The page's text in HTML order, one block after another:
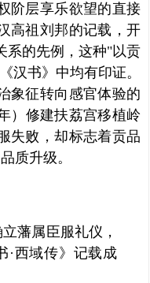
阶层享乐欲望的直接
高祖刘邦的记载，开
系的先例，这种"以贡
汉书》中均有印证。
象征转向感官体验的
）修建扶荔宫移植岭
失败，却标志着贡品
质升级。
藩属臣服礼仪，
·西域传》记载成